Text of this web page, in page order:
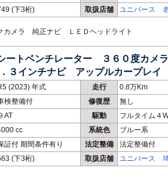
(下3桁) 取扱店舗 ユニバース
カメラ 純正ナビ ＬＥＤヘッドライト
ートベンチレーター ３６０度カメ
３インチナビ アップルカープレ
(2023) 年式 走行
0.8万Km
検整備付 修復歴
無し
AT 駆動
フルタイム４
cc 系統色
ブルー系
証付 期間条件有り 法定整備
法定整備付
(下3桁) 取扱店舗 ユニバース